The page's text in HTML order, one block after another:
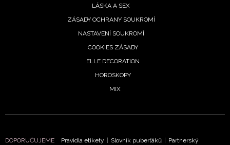
Přihlášením k newsletteru souhlasíte s
podmínkami společnosti BurdaMedia Extra s.r.o.
- BurdaMedia Extra s.r.o. bude s
Vašimi údaji pracovat zejména k organizaci a
vyhodnocení akce a zasílání novinek.
LÁSKA A SEX
ZÁSADY OCHRANY SOUKROMÍ
NASTAVENÍ SOUKROMÍ
COOKIES ZÁSADY
ELLE DECORATION
HOROSKOPY
MIX
DOPORUČUJEME Pravidla etikety Slovník puberťáků
Partnerský